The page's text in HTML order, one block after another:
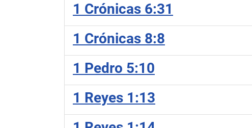
1 Crónicas 6:31
1 Crónicas 8:8
1 Pedro 5:10
1 Reyes 1:13